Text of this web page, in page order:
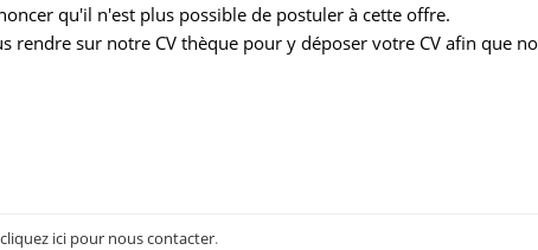
qu'il n'est plus possible de postuler à cette offre.
rendre sur notre CV thèque pour y déposer votre CV afin que
cliquez ici pour nous contacter.